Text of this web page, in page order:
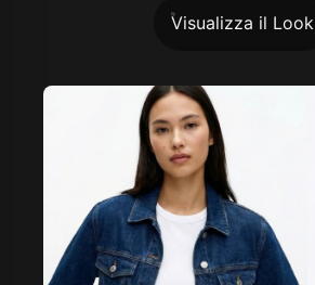
Visualizza il Look